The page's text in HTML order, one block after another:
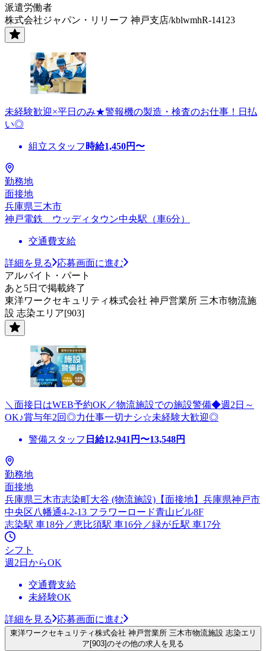
派遣労働者
株式会社ジャパン・リリーフ 神戸支店/kblwmhR-14123
未経験歓迎×平日のみ★警報機の製造・検査のお仕事！日払
い◎
組立スタッフ 時給1,450円〜
勤務地
面接地
兵庫県三木市
神戸電鉄 ウッディタウン中央駅（車6分）
交通費支給
詳細を見る
応募画面に進む
アルバイト・パート
あと5日で掲載終了
東洋ワークセキュリティ株式会社 神戸営業所 三木市物流施
設 志染エリア[903]
＼面接日はWEB予約OK／物流施設での施設警備◆週2日～
OK♪賞与年2回◎力仕事一切ナシ☆未経験大歓迎◎
警備スタッフ 日給12,941 円〜13,548円
勤務地
面接地
兵庫県三木市志染町大谷 (物流施設)【面接地】兵庫県神戸市
中央区八幡通4-2-13 フラワーロード青山ビル8F
志染駅 車18分／恵比須駅 車16分／緑が丘駅 車17分
シフト
週2日からOK
交通費支給
未経験OK
詳細を見る 応募画面に進む
東洋ワークセキュリティ株式会社 神戸営業所 三木市物流施設 志染エリ
ア[903]のその他の求人を見る